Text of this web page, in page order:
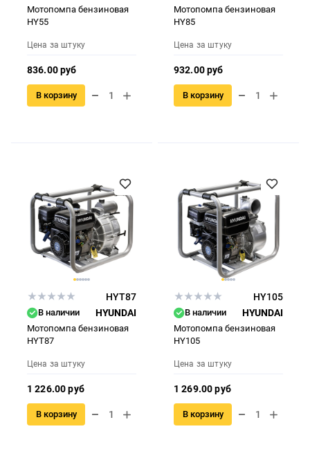
Мотопомпа бензиновая
HY55
Цена за штуку
836.00 руб
В корзину
Мотопомпа бензиновая
HY85
Цена за штуку
932.00 руб
В корзину
HYT87
В наличии HYUNDAI
Мотопомпа бензиновая
HYT87
Цена за штуку
1 226.00 руб
В корзину
HY105
В наличии HYUNDAI
Мотопомпа бензиновая
HY105
Цена за штуку
1 269.00 руб
В корзину